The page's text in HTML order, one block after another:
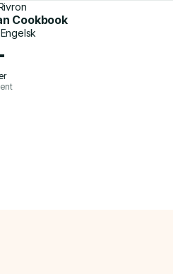
Cookbook
Engelsk